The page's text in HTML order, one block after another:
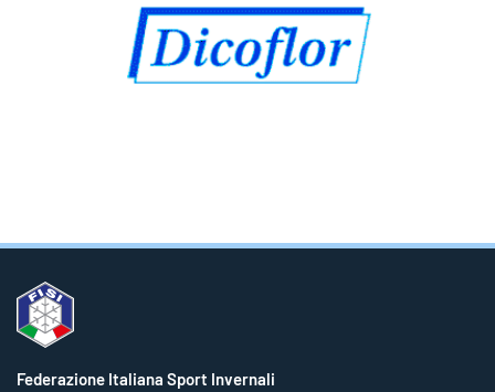
Federazione Italiana Sport Invernali